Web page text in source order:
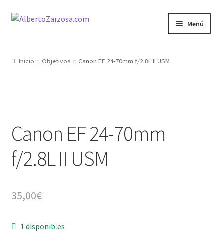
Ir
Ir
Menú
AZ Filosofía
AZ Operadores / Creadores
Inicio Objetivos Canon EF 24-70mm f/2.8L II USM
Canon EF 24-70mm
f/2.8L II USM
35,00€
1 disponibles